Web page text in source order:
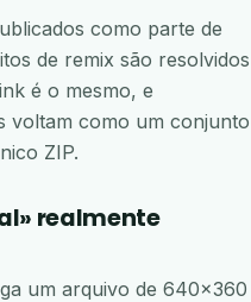
como parte de
de remix são resolvidos
é o mesmo, e
voltam como um conjunto
ZIP.
realmente
um arquivo de 640×360